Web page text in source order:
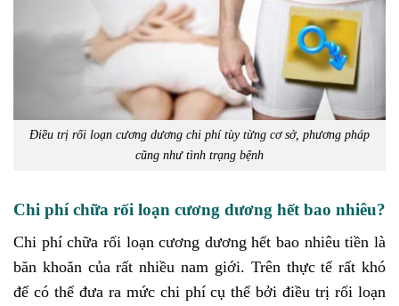
Điều trị rối loạn cương dương chi phí tùy từng cơ sở, phương pháp
cũng như tình trạng bệnh
Chi phí chữa rối loạn cương dương hết bao nhiêu?
Chi phí chữa rối loạn cương dương hết bao nhiêu tiền là
băn khoăn của rất nhiều nam giới. Trên thực tế rất khó
để có thể đưa ra mức chi phí cụ thể bởi điều trị rối loạn